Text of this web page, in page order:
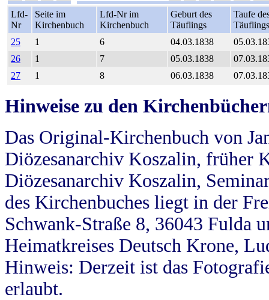
Lfd-
Nr
Seite im
Kirchenbuch
Lfd-Nr im
Kirchenbuch
Geburt des
Täuflings
Taufe
Täuflings
25
1 6 04.03.1838
26
1 7 05.03.1838
27
1 8 06.03.1838
Hinweise zu den
Das Original-Kirchenbuch von
Diözesanarchiv Koszalin, früher
Diözesanarchiv Koszalin,
des Kirchenbuches liegt in der
Schwank-Straße 8, 36043 Fulda
Heimatkreises Deutsch Krone,
Hinweis: Derzeit ist das
erlaubt.